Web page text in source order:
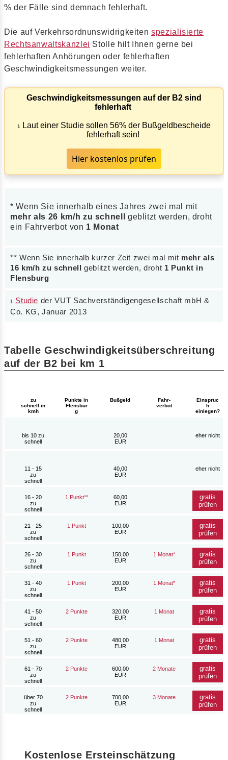
% der Fälle sind demnach fehlerhaft.
Die auf Verkehrsordnunswidrigkeitenspezialisierte
Rechtsanwaltskanzlei Stolle hilt Ihnen gerne bei
fehlerhaften Anhörungen oder fehlerhaften
Geschwindigkeitsmessungen weiter.
Geschwindigkeitsmessungen auf der B2 sind
fehlerhaft
1
Laut einer Studie sollen 56% der Bußgeldbescheide
fehlerhaft sein!
Hier kostenlos prüfen
* Wenn Sie innerhalb eines Jahres zwei mal mit
mehr als 26 km/h zu schnell
geblitzt werden, droht
ein Fahrverbot von 1 Monat
** Wenn Sie innerhalb kurzer Zeit zwei mal mit mehr als
16 km/h zu schnell geblitzt werden, droht 1 Punkt in
Flensburg
1 Studie der VUT Sachverständigengesellschaft mbH &
Co. KG, Januar 2013
Tabelle Geschwindigkeitsüberschreitung
auf der B2 bei km 1
zu
schnell in
kmh
Punkte in
Flensbur
g
Bußgeld
Fahr-
verbot
Einspruc
h
einlegen?
bis 10 zu
schnell
20,00
EUR
eher nicht
11 - 15
zu
schnell
40,00
EUR
eher nicht
16 - 20
zu
schnell
1 Punkt**
60,00
EUR
gratis
prüfen
21 - 25
zu
schnell
1 Punkt
100,00
EUR
gratis
prüfen
26 - 30
zu
schnell
1 Punkt
150,00
EUR
1 Monat*
gratis
prüfen
31 - 40
zu
schnell
1 Punkt
200,00
EUR
1 Monat*
gratis
prüfen
41 - 50
zu
schnell
2 Punkte
320,00
EUR
1 Monat
gratis
prüfen
51 - 60
zu
schnell
2 Punkte
480,00
EUR
1 Monat
gratis
prüfen
61 - 70
zu
schnell
2 Punkte
600,00
EUR
2 Monate
gratis
prüfen
über 70
zu
schnell
2 Punkte
700,00
EUR
3 Monate
gratis
prüfen
Kostenlose Ersteinschätzung